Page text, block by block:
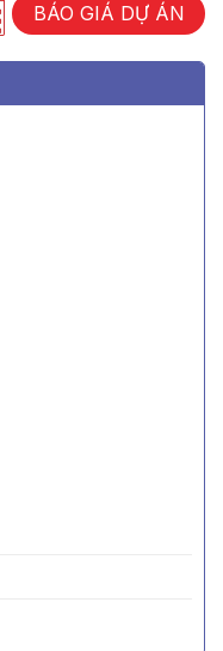
BÁO GIÁ DỰ ÁN